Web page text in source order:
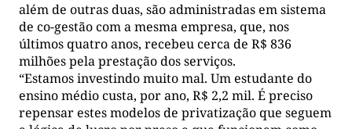
além de outras duas, são administradas em sistema
de co-gestão com a mesma empresa, que, nos
últimos quatro anos, recebeu cerca de R$ 836
milhões pela prestação dos serviços.
“Estamos investindo muito mal. Um estudante do
ensino médio custa, por ano, R$ 2,2 mil. É preciso
repensar estes modelos de privatização que seguem